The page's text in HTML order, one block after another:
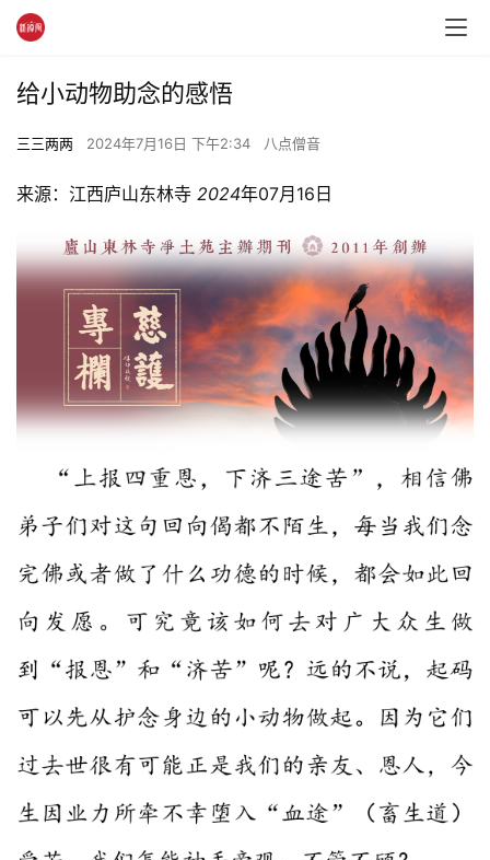
给小动物助念的感悟
三三两两 2024年7月16日 下午2:34 八点僧音
来源：江西庐山东林寺 2024年07月16日